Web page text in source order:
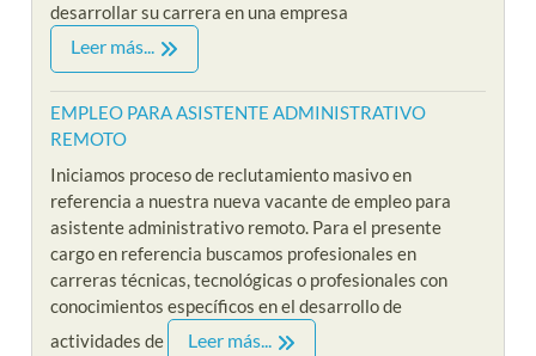
desarrollar su carrera en una empresa
Leer más...
EMPLEO PARA ASISTENTE ADMINISTRATIVO
REMOTO
Iniciamos proceso de reclutamiento masivo en
referencia a nuestra nueva vacante de empleo para
asistente administrativo remoto. Para el presente
cargo en referencia buscamos profesionales en
carreras técnicas, tecnológicas o profesionales con
conocimientos específicos en el desarrollo de
actividades de
Leer más...